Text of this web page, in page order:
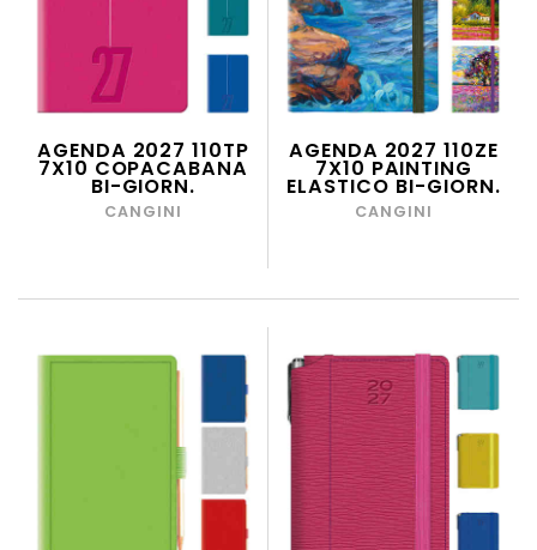
AGENDA 2027 110TP
7X10 COPACABANA
BI-GIORN.
CANGINI
AGENDA 2027 110ZE
7X10 PAINTING
ELASTICO BI-GIORN.
CANGINI